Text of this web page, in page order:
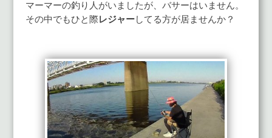
マーマーの釣り人がいましたが、バサーはいません。
その中でもひと際レジャーしてる方が居ませんか？